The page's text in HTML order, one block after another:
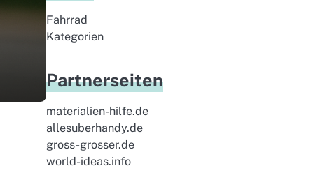
Fahrrad
Kategorien
Partnerseiten
materialien-hilfe.de
allesuberhandy.de
gross-grosser.de
world-ideas.info